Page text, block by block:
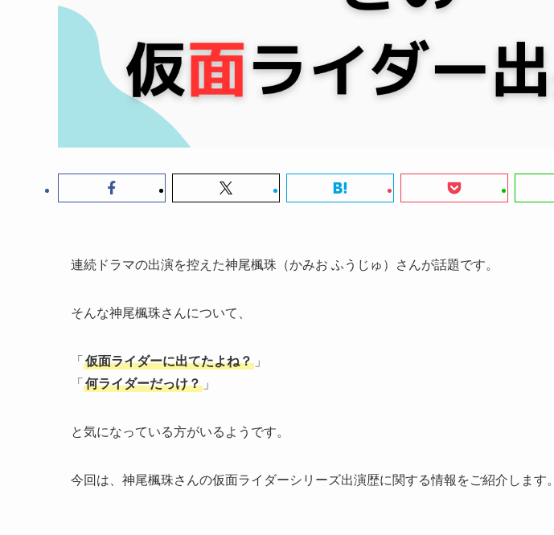
連続ドラマの出演を控えた神尾楓珠（かみお ふうじゅ）さんが話題です。
そんな神尾楓珠さんについて、
「 仮面ライダーに出てたよね？ 」
「 何ライダーだっけ？ 」
と気になっている方がいるようです。
今回は、神尾楓珠さんの仮面ライダーシリーズ出演歴に関する情報をご紹介します。